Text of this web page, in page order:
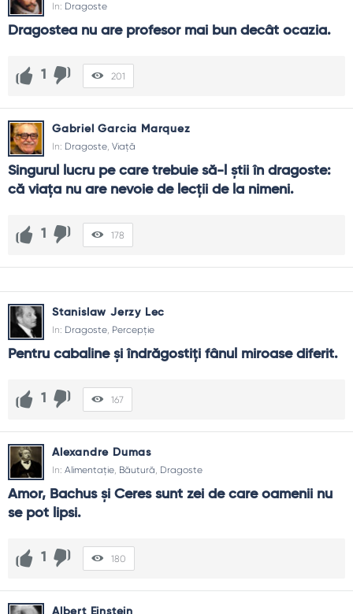
In: Dragoste
Dragostea nu are profesor mai bun decât ocazia.
1 201
Gabriel Garcia Marquez
In: Dragoste, Viață
Singurul lucru pe care trebuie să-l știi în dragoste:
că viața nu are nevoie de lecții de la nimeni.
1 178
Stanislaw Jerzy Lec
In: Dragoste, Percepție
Pentru cabaline și îndrăgostiți fânul miroase diferit.
1 167
Alexandre Dumas
In: Alimentație, Băutură, Dragoste
Amor, Bachus și Ceres sunt zei de care oamenii nu
se pot lipsi.
1 180
Albert Einstein